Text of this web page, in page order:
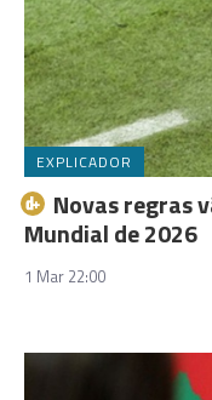
EXPLICADOR
Novas regras
Mundial de 2026
1 Mar 22:00